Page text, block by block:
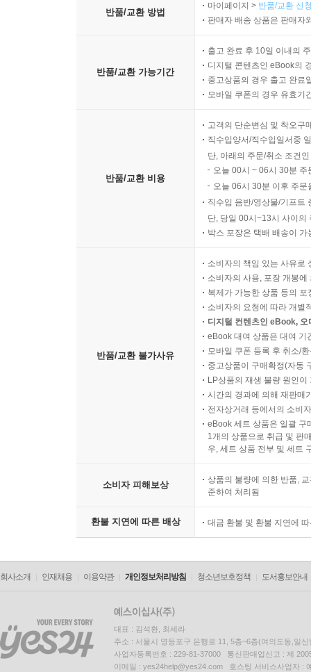
반품/교환 방법
마이페이지 > 반품/교환 신
판매자 배송 상품은 판매자
반품/교환 가능기간
출고 완료 후 10일 이내의
디지털 콘텐츠인 eBook의
중고상품의 경우 출고 완료
모바일 쿠폰의 경우 유효기
반품/교환 비용
고객의 단순변심 및 착오구
직수입양서/직수입일서중
단, 아래의 주문/취소 조건
오늘 00시 ~ 06시 30분
오늘 06시 30분 이후 주
직수입 음반/영상물/기프트
단, 당일 00시~13시 사이의
박스 포장은 택배 배송이
반품/교환 불가사유
소비자의 책임 있는 사유로
소비자의 사용, 포장 개봉
복제가 가능한 상품 등의
소비자의 요청에 따라 개별
디지털 컨텐츠인 eBook,
eBook 대여 상품은 대여 기
모바일 쿠폰 등록 후 취소/
중고상품이 구매확정(자동
LP상품의 재생 불량 원인
시간의 경과에 의해 재판매
전자상거래 등에서의 소비
eBook 세트 상품은 일괄 구
1개의 상품으로 취급 및 판
우, 세트 상품 전부 및 세트
소비자 피해보상
상품의 불량에 의한 반품,
준하여 처리됨
환불 지연에 따른 배상 대금 환불 및 환불 지연에
회사소개 인재채용 이용약관 개인정보처리방침 청소년보호정책 도서홍보안내
대표 : 김석환, 최세라
주소 : 서울시 영등포구 은행로 11, 5층~6층(여의도동,일신
사업자등록번호 : 229-81-37000 통신판매업신고 : 제
이메일 : yes24help@yes24.com 호스팅 서비스사업자 :